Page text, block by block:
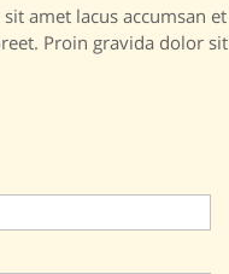
amet lacus accumsan et
Proin gravida dolor sit